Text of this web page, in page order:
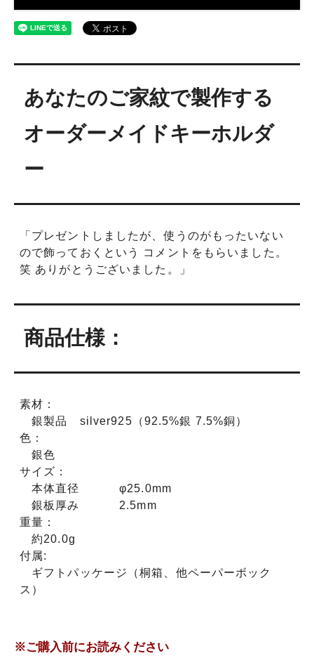
あなたのご家紋で製作する
オーダーメイドキーホルダ
ー
「プレゼントしましたが、使うのがもったいない
ので飾っておくという コメントをもらいました。
笑 ありがとうございました。」
商品仕様：
素材：
銀製品 silver925（92.5%銀 7.5%銅）
色：
銀色
サイズ：
本体直径 φ25.0mm
銀板厚み 2.5mm
重量：
約20.0g
付属:
ギフトパッケージ（桐箱、他ペーパーボック
ス）
※ご購入前にお読みください